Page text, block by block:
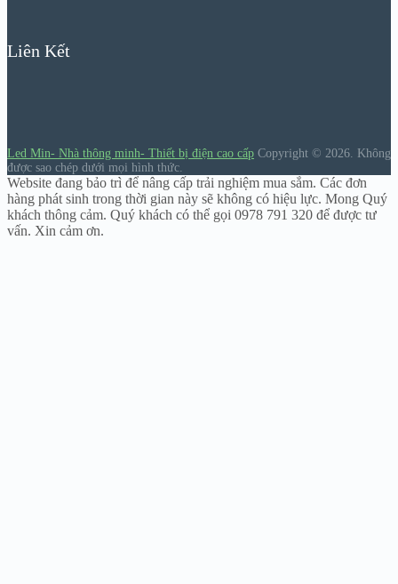
Liên Kết
Led Min- Nhà thông minh- Thiết bị điện cao cấp Copyright © 2026. Không
được sao chép dưới mọi hình thức.
Website đang bảo trì để nâng cấp trải nghiệm mua sắm. Các đơn
hàng phát sinh trong thời gian này sẽ không có hiệu lực. Mong Quý
khách thông cảm. Quý khách có thể gọi 0978 791 320 để được tư
vấn. Xin cảm ơn.